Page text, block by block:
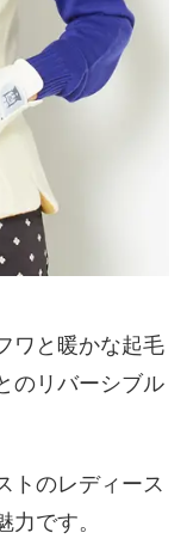
ワと暖かな起毛
のリバーシブル
トのレディース
です。